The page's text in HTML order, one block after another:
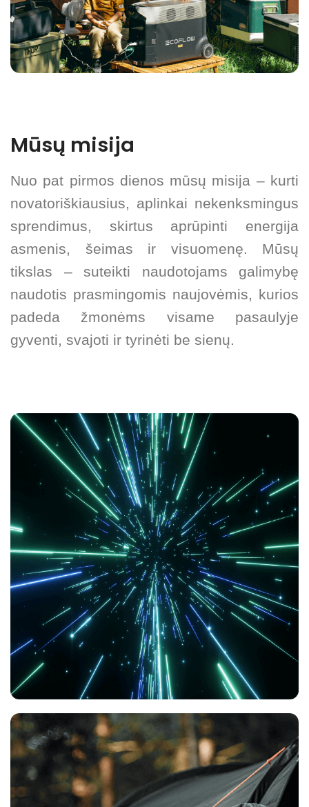
Mūsų misija
Nuo pat pirmos dienos mūsų misija – kurti
novatoriškiausius, aplinkai nekenksmingus
sprendimus, skirtus aprūpinti energija
asmenis, šeimas ir visuomenę. Mūsų
tikslas – suteikti naudotojams galimybę
naudotis prasmingomis naujovėmis, kurios
padeda žmonėms visame pasaulyje
gyventi, svajoti ir tyrinėti be sienų.